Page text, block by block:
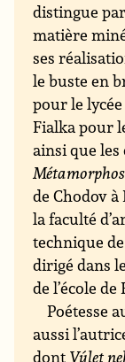
distingue
matière
ses
le buste en
pour le
Fialka pour
ainsi que
de Chodov
la faculté
technique de
dirigé dans
de l’école
Poétesse
aussi
dont Výlet